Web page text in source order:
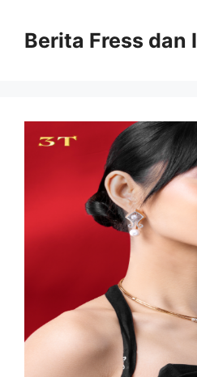
contentBerita Fress dan